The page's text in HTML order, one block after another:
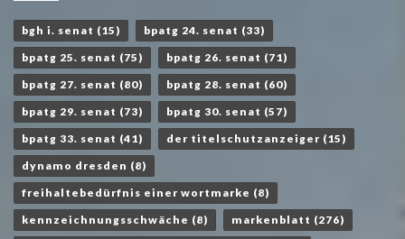
bgh i. senat (15) bpatg 24. senat (33)
bpatg 25. senat (75) bpatg 26. senat (71)
bpatg 27. senat (80) bpatg 28. senat (60)
bpatg 29. senat (73) bpatg 30. senat (57)
bpatg 33. senat (41) der titelschutzanzeiger (15)
dynamo dresden (8)
freihaltebedürfnis einer wortmarke (8)
kennzeichnungsschwäche (8) markenblatt (276)